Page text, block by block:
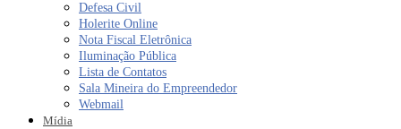
Defesa Civil
Holerite Online
Nota Fiscal Eletrônica
Iluminação Pública
Lista de Contatos
Sala Mineira do Empreendedor
Webmail
Mídia